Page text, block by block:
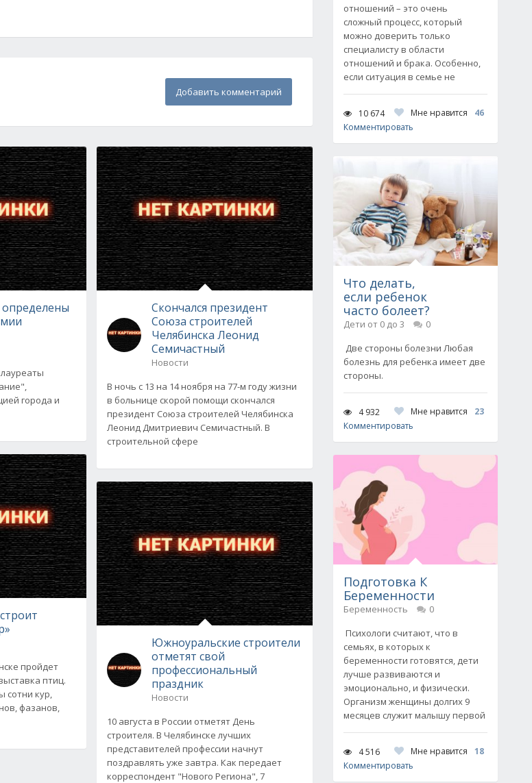
Добавить комментарий
определены
города и
пройдет
птиц.
сотни кур,
фазанов,
Скончался президент
Союза строителей
Челябинска Леонид
Семичастный
Новости
В ночь с 13 на 14 ноября на 77-м году жизни
в больнице скорой помощи скончался
президент Союза строителей Челябинска
Леонид Дмитриевич Семичастный. В
строительной сфере
Южноуральские строители
отметят свой
профессиональный
праздник
Новости
10 августа в России отметят День
строителя. В Челябинске лучших
представителей профессии начнут
поздравлять уже завтра. Как передает
корреспондент "Нового Региона", 7
отношений – это очень
сложный процесс, который
можно доверить только
специалисту в области
отношений и брака. Особенно,
если ситуация в семье не
10 674 Мне нравится
46
Комментировать
Что делать,
если ребенок
часто болеет?
Дети от 0 до 3
0
Две стороны болезни Любая
болезнь для ребенка имеет две
стороны.
4 932 Мне нравится
23
Комментировать
Подготовка К
Беременности
Беременность
0
Психологи считают, что в
семьях, в которых к
беременности готовятся, дети
лучше развиваются и
эмоционально, и физически.
Организм женщины долгих 9
месяцев служит малышу первой
4 516 Мне нравится
18
Комментировать